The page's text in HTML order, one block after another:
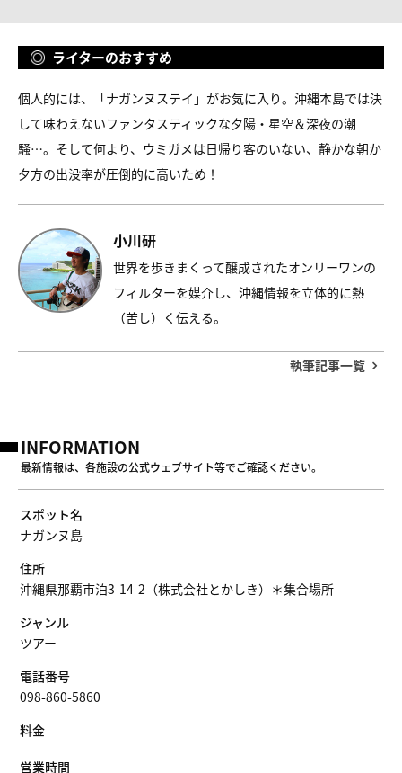
ライターのおすすめ
個人的には、「ナガンヌステイ」がお気に入り。沖縄本島では決
して味わえないファンタスティックな夕陽・星空＆深夜の潮
騒…。そして何より、ウミガメは日帰り客のいない、静かな朝か
夕方の出没率が圧倒的に高いため！
小川研
世界を歩きまくって醸成されたオンリーワンの
フィルターを媒介し、沖縄情報を立体的に熱
（苦し）く伝える。
執筆記事一覧
INFORMATION
最新情報は、各施設の公式ウェブサイト等でご確認ください。
スポット名
ナガンヌ島
住所
沖縄県那覇市泊3-14-2（株式会社とかしき）＊集合場所
ジャンル
ツアー
電話番号
098-860-5860
料金
営業時間